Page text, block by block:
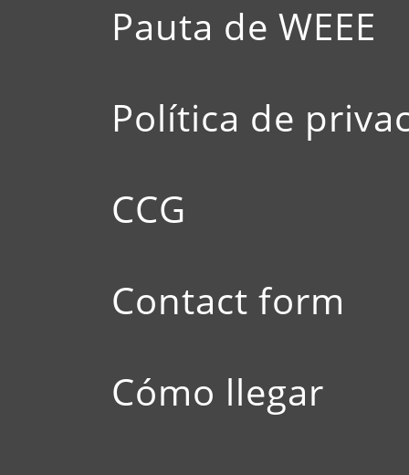
Pauta de WEEE
Política de
CCG
Contact form
Cómo llegar